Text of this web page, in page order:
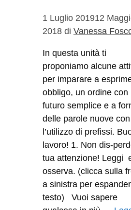
1 Luglio 201912
2018 di Vanessa
In questa unità ti
proponiamo alcune
per imparare a
obbligo, un ordine con
futuro semplice e a
delle parole nuove con
l’utilizzo di prefissi.
lavoro! 1. Non dis-
tua attenzione! Leggi
osserva. (clicca sulla
a sinistra per
testo) Vuoi sapere